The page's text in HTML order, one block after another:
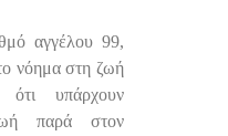
αγγέλου 99,
νόημα στη ζωή
υπάρχουν
παρά στον